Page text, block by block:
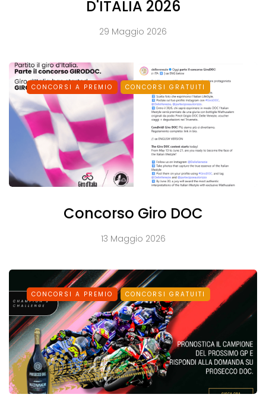
D'ITALIA 2026
29 Maggio 2026
CONCORSI A PREMIO CONCORSI GRATUITI
Concorso Giro DOC
13 Maggio 2026
CONCORSI A PREMIO CONCORSI GRATUITI